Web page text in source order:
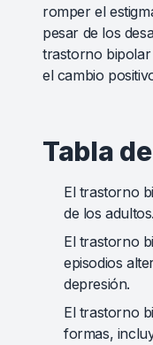
romper el
pesar de los
trastorno
el cambio
Tabla
El trastorno
de los adultos.
El trastorno
episodios
depresión.
El trastorno
formas,